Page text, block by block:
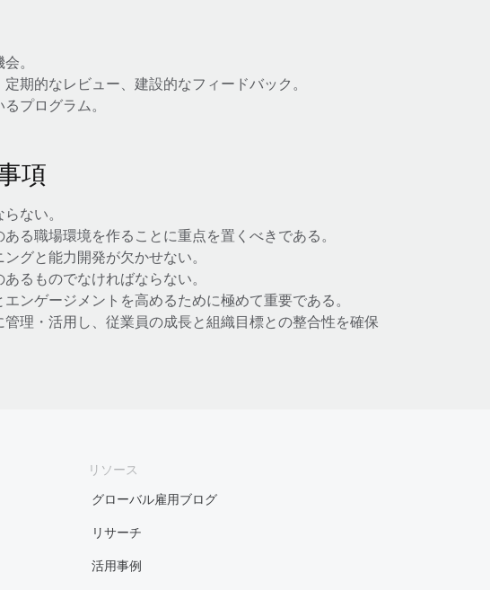
。
期的なレビュー、建設的なフィードバック。
プログラム。
項
ない。
る職場環境を作ることに重点を置くべきである。
グと能力開発が欠かせない。
るものでなければならない。
ンゲージメントを高めるために極めて重要である。
理・活用し、従業員の成長と組織目標との整合性を確保
リソース
グローバル雇用ブログ
リサーチ
活用事例